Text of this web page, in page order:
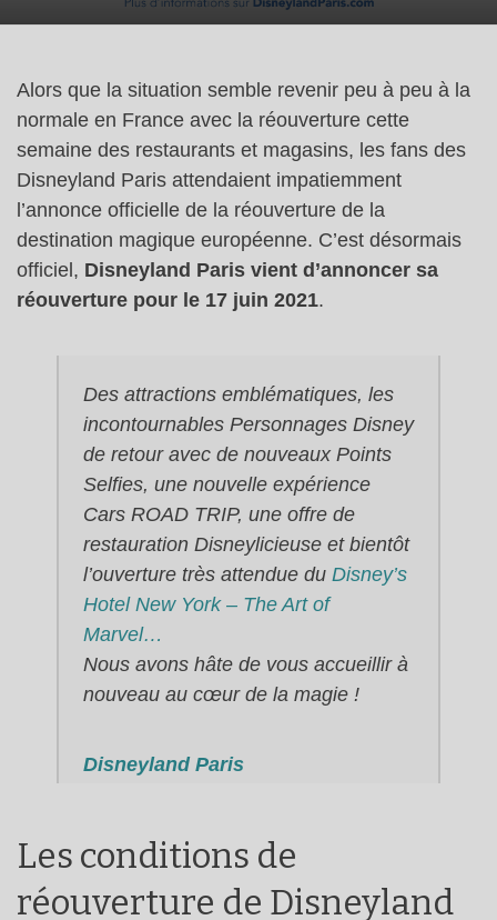
Alors que la situation semble revenir peu à peu à la
normale en France avec la réouverture cette
semaine des restaurants et magasins, les fans des
Disneyland Paris attendaient impatiemment
l’annonce officielle de la réouverture de la
destination magique européenne. C’est désormais
officiel, Disneyland Paris vient d’annoncer sa
réouverture pour le 17 juin 2021.
Des attractions emblématiques, les
incontournables Personnages Disney
de retour avec de nouveaux Points
Selfies, une nouvelle expérience
Cars ROAD TRIP, une offre de
restauration Disneylicieuse et bientôt
l’ouverture très attendue du Disney’s
Hotel New York – The Art of
Marvel…​
Nous avons hâte de vous accueillir à
nouveau au cœur de la magie !
Disneyland Paris
Les conditions de
réouverture de Disneyland